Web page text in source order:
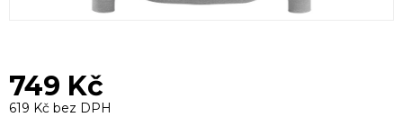
749 Kč
619 Kč bez DPH